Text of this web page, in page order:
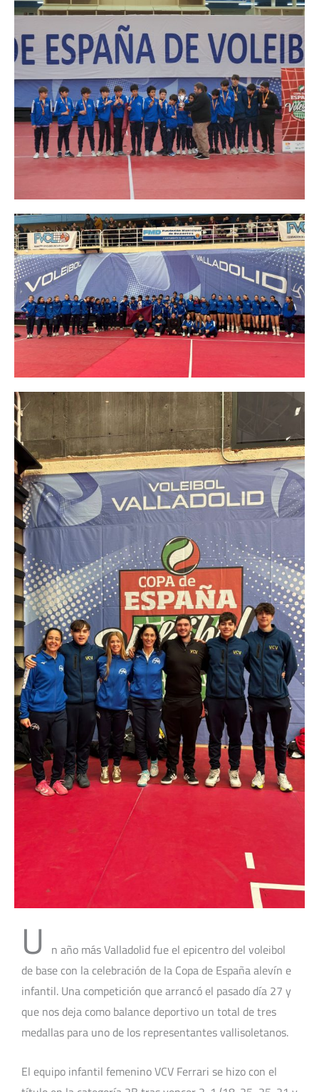
U n año más Valladolid fue el epicentro del voleibol
de base con la celebración de la Copa de España alevín e
infantil. Una competición que arrancó el pasado día 27 y
que nos deja como balance deportivo un total de tres
medallas para uno de los representantes vallisoletanos.
El equipo infantil femenino VCV Ferrari se hizo con el